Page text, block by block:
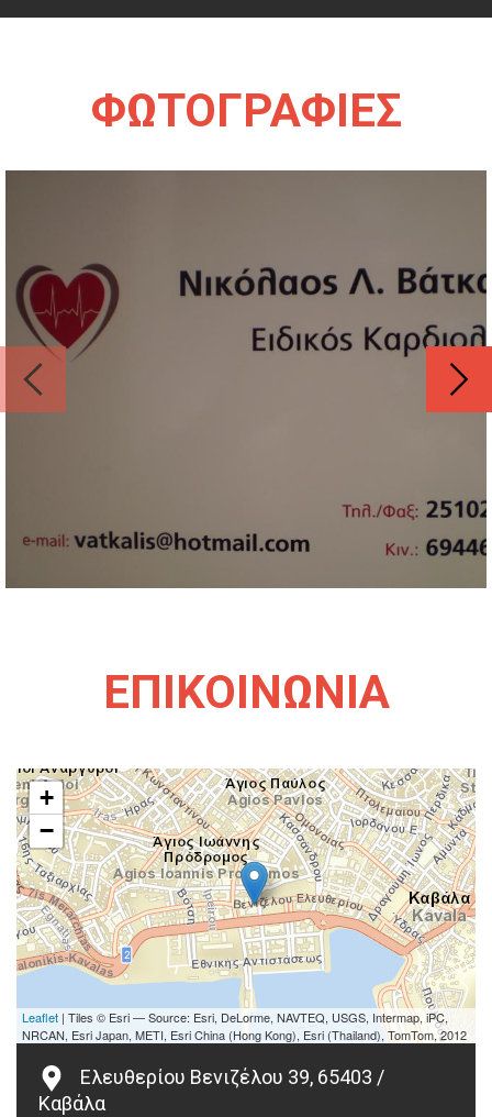
ΦΩΤΟΓΡΑΦΙΕΣ
ΕΠΙΚΟΙΝΩΝΙΑ
+
−
Leaflet | Tiles © Esri — Source: Esri, DeLorme, NAVTEQ, USGS, Intermap, iPC,
NRCAN, Esri Japan, METI, Esri China (Hong Kong), Esri (Thailand), TomTom, 2012
Ελευθερίου Βενιζέλου 39, 65403 /
Καβάλα